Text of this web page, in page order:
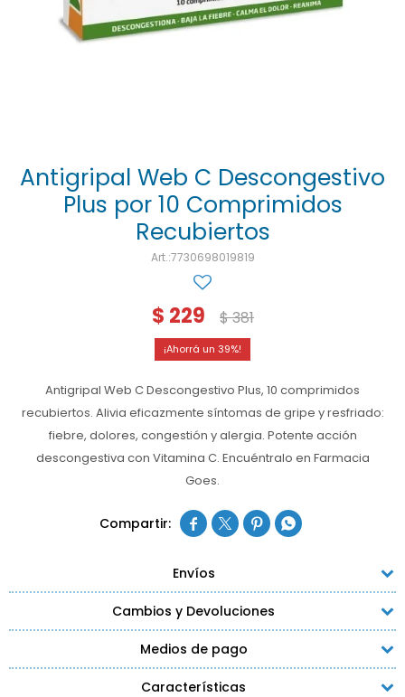
Antigripal Web C Descongestivo
Plus por 10 Comprimidos
Recubiertos
7730698019819
$ 229 $381
39
Antigripal Web C Descongestivo Plus, 10 comprimidos
recubiertos. Alivia eficazmente síntomas de gripe y resfriado:
fiebre, dolores, congestión y alergia. Potente acción
descongestiva con Vitamina C. Encuéntralo en Farmacia
Goes.
   
Envíos
Cambios y Devoluciones
Medios de pago
Características
Ojos y oído
Test de autodiagnóstico
Productos fraccionados
Cuidado manos
Alimentación